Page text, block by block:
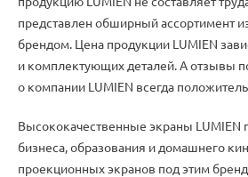
представлен обширный ассортимент
брендом. Цена продукции LUMIEN
и комплектующих деталей. А отзывы
о компании LUMIEN всегда
Высококачественные экраны LUMIEN
бизнеса,образования и домашнего
проекционных экранов под этим